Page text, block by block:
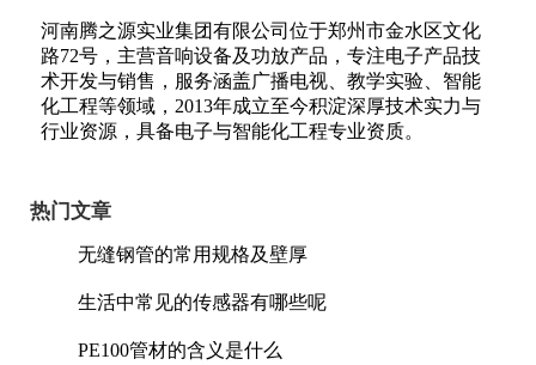
河南腾之源实业集团有限公司位于郑州市金水区文化
路72号，主营音响设备及功放产品，专注电子产品技
术开发与销售，服务涵盖广播电视、教学实验、智能
化工程等领域，2013年成立至今积淀深厚技术实力与
行业资源，具备电子与智能化工程专业资质。
热门文章
无缝钢管的常用规格及壁厚
生活中常见的传感器有哪些呢
PE100管材的含义是什么